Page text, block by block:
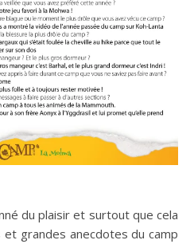
du plaisir et surtout que cela
grandes anecdotes du camp